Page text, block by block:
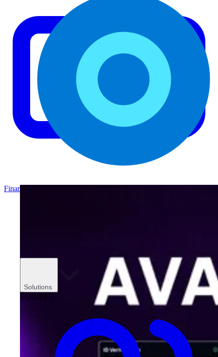
Solutions
ÉQUIPES
Finance